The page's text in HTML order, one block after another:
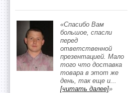
«Спасибо Вам
большое, спасли
перед
ответственной
презентацией. Мало
того что доставка
товара в этот же
день, так еще и...
[читать далее]»